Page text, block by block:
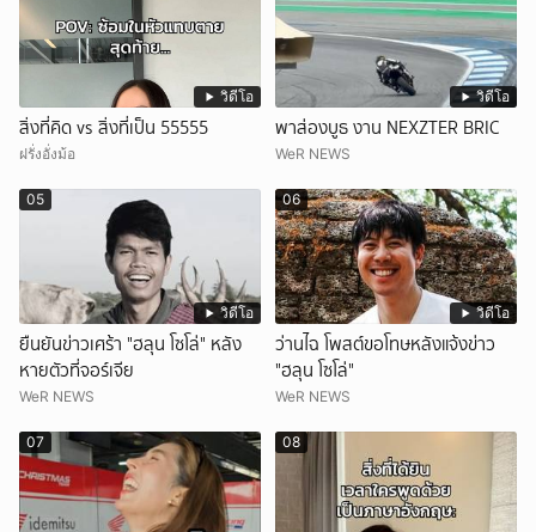
วิดีโอ
สิ่งที่คิด vs สิ่งที่เป็น 55555
ฝรั่งอั่งม้อ
วิดีโอ
พาส่องบูธ งาน NEXZTER BRIC
WeR NEWS
วิดีโอ
05
ยืนยันข่าวเศร้า "ฮลุน โซโล่" หลัง
หายตัวที่จอร์เจีย
WeR NEWS
วิดีโอ
06
ว่านไฉ โพสต์ขอโทษหลังแจ้งข่าว
"ฮลุน โซโล่"
WeR NEWS
07 08